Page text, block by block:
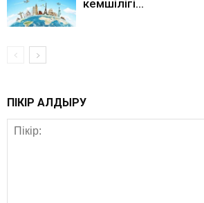
кемшілігі…
ПІКІР ҚАЛДЫРУ